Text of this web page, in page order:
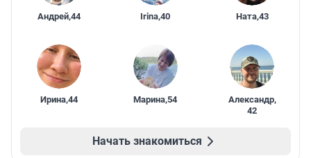
Андрей,44 Irina,40 Ната,43
Ирина,44 Марина,54 Александр,
42
Начать знакомиться